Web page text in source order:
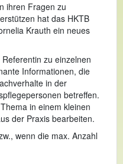
ihren Fragen zu
hat das HKTB
Krauth ein neues
zu einzelnen
Informationen, die
in der
betreffen.
in einem kleinen
der Praxis bearbeiten.
wenn die max. Anzahl